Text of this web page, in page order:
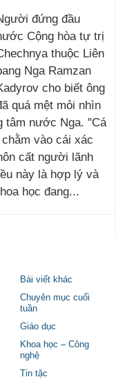
đứng đầu
Cộng hòa tự trị
thuộc Liên
Nga Ramzan
cho biết ông
quá mệt mỏi nhìn
tâm nước Nga. "Cá
vào cái xác
cất người lãnh
này là hợp lý và
học đang...
Bài viết khác
Chuyên mục cuối
tuần
Giáo dục
Khoa học – Công
nghệ
Tin tặc